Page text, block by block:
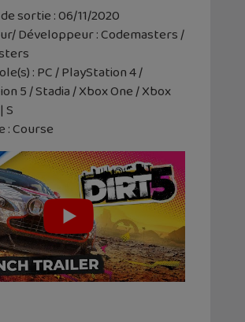
sortie : 06/11/2020
Développeur : Codemasters /
: PC / PlayStation 4 /
5 / Stadia / Xbox One / Xbox
S
: Course